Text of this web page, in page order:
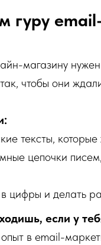
гуру
магазину нужен
чтобы они
тексты,
цепочки
цифры и делать
если у
в email-